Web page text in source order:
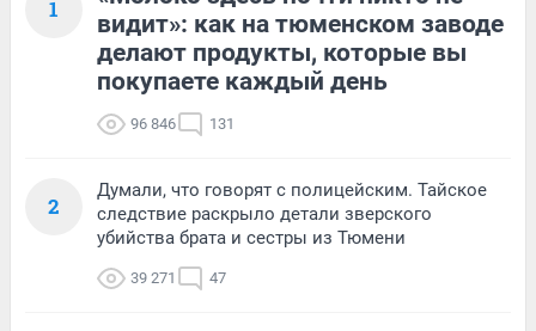
1
видит»: как на тюменском заводе
делают продукты, которые вы
покупаете каждый день
96 846 131
2
Думали, что говорят с полицейским. Тайское
следствие раскрыло детали зверского
убийства брата и сестры из Тюмени
39 271 47